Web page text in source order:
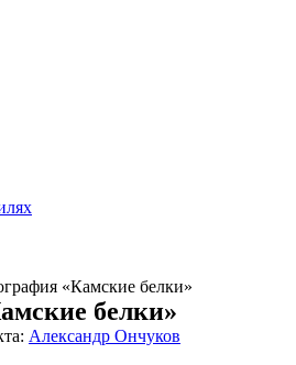
«Камские белки»
белки»
Александр Ончуков